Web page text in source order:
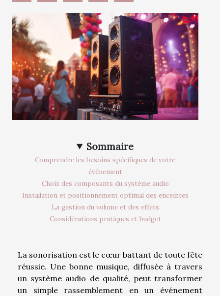
Sommaire
Comprendre les besoins spécifiques de votre
événement
Choix des composants du système audio
Installation et positionnement optimal des enceintes
La gestion du volume et des effets
Considérations pratiques et budget
La sonorisation est le cœur battant de toute fête
réussie. Une bonne musique, diffusée à travers
un système audio de qualité, peut transformer
un simple rassemblement en un événement